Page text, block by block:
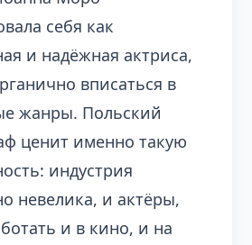
себя как
и надёжная актриса,
вписаться в
жанры. Польский
ценит именно такую
индустрия
невелика, и актёры,
и в кино, и на